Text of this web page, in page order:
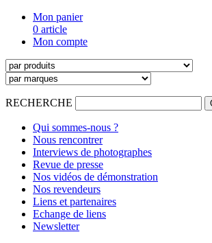
Mon panier
0 article
Mon compte
RECHERCHE
Qui sommes-nous ?
Nous rencontrer
Interviews de photographes
Revue de presse
Nos vidéos de démonstration
Nos revendeurs
Liens et partenaires
Echange de liens
Newsletter